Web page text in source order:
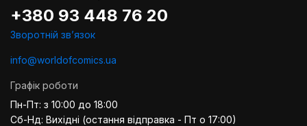
+380 93 448 76 20
Зворотній звʼязок
info@worldofcomics.ua
Графік роботи
Пн-Пт: з 10:00 до 18:00
Сб-Нд: Вихідні (остання відправка - Пт о 17:00)